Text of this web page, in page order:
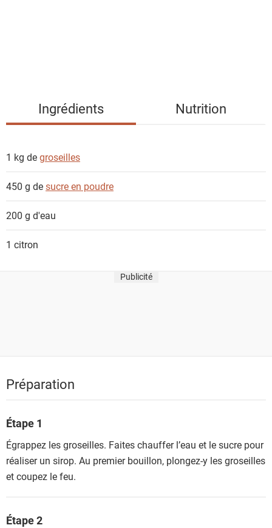
t
Ingrédients Nutrition
1 kg degroseilles
450 g desucre en poudre
200 g d'eau
1 citron
Publicité
Préparation
Étape 1
Égrappez les groseilles. Faites chauffer l’eau et le sucre pour
réaliser un sirop. Au premier bouillon, plongez-y les groseilles
et coupez le feu.
Étape 2